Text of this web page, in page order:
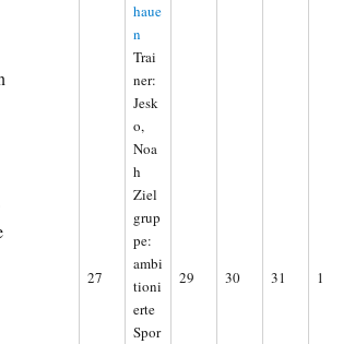
2727.
haue
n
Trai
ner:
Jesk
o,
Noa
h
Ziel
grup
pe:
ambi
tioni
erte
Spor
2929.
3030.
31 1